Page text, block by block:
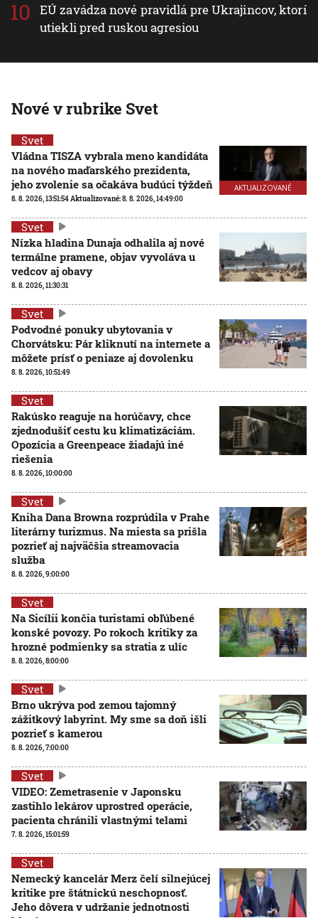
EÚ zavádza nové pravidlá pre Ukrajincov, ktorí
utiekli pred ruskou agresiou
Nové v rubrike Svet
AKTUALIZOVANÉ
Svet
Vládna TISZA vybrala meno kandidáta
na nového maďarského prezidenta,
jeho zvolenie sa očakáva budúci týždeň
8. 8. 2026, 13:51:54 Aktualizované:8. 8. 2026, 14:49:00
Svet
Nízka hladina Dunaja odhalila aj nové
termálne pramene, objav vyvoláva u
vedcov aj obavy
8. 8. 2026, 11:30:31
Svet
Podvodné ponuky ubytovania v
Chorvátsku: Pár kliknutí na internete a
môžete prísť o peniaze aj dovolenku
8. 8. 2026, 10:51:49
Svet
Rakúsko reaguje na horúčavy, chce
zjednodušiť cestu ku klimatizáciám.
Opozícia a Greenpeace žiadajú iné
riešenia
8. 8. 2026, 10:00:00
Svet
Kniha Dana Browna rozprúdila v Prahe
literárny turizmus. Na miesta sa prišla
pozrieť aj najväčšia streamovacia
služba
8. 8. 2026, 9:00:00
Svet
Na Sicílii končia turistami obľúbené
konské povozy. Po rokoch kritiky za
hrozné podmienky sa stratia z ulíc
8. 8. 2026, 8:00:00
Svet
Brno ukrýva pod zemou tajomný
zážitkový labyrint. My sme sa doň išli
pozrieť s kamerou
8. 8. 2026, 7:00:00
Svet
VIDEO: Zemetrasenie v Japonsku
zastihlo lekárov uprostred operácie,
pacienta chránili vlastnými telami
7. 8. 2026, 15:01:59
Svet
Nemecký kancelár Merz čelí silnejúcej
kritike pre štátnickú neschopnosť.
Jeho dôvera v udržanie jednotnosti